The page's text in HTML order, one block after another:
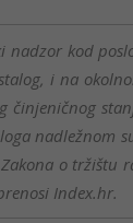
nadzor kod
i na
činjeničnog
nadležnom
o tržištu
Index.hr.